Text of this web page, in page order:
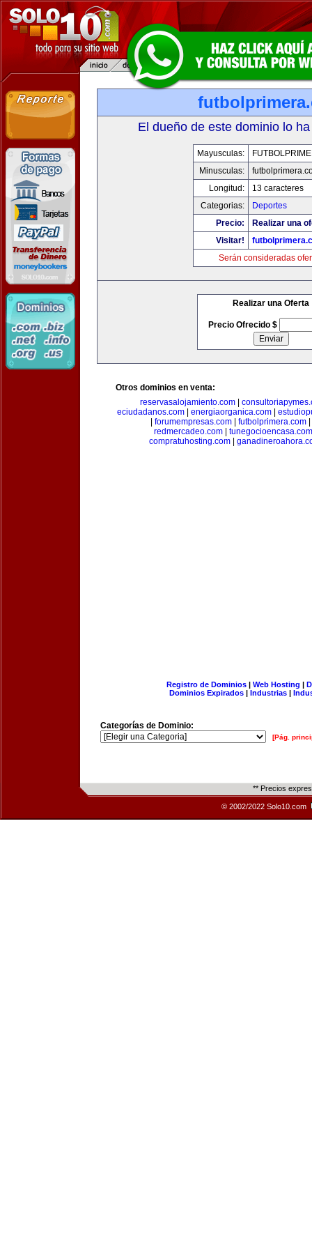
El dueño de este dominio lo
Mayusculas:
Minusculas:
Longitud:
13 caracteres
Categorias:
Deportes
Precio:
Realizar una
Visitar!
Serán consideradas
Realizar una Oferta
Precio Ofrecido $
Otros dominios en venta:
reservasalojamiento.com
eciudadanos.com| energiaorganica.com|
forumempresas.com futbolprimera.com
redmercadeo.com| tunegocioencasa.com
compratuhosting.com|
Registro de Dominios| Web Hosting |
Dominios Expirados | Industrias |
Categorías de Dominio:
[Pág.
** Precios
© 2002/2022 Solo10.com